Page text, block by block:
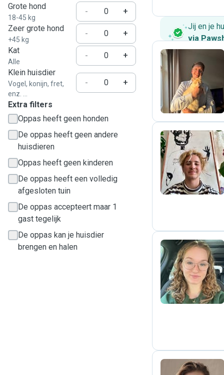
Grote hond
18-45 kg
-
+
Zeer grote hond
+45 kg
-
+
Kat
Alle
-
+
Klein huisdier
Vogel, konijn, fret,
enz. ...
- +
Extra filters
Oppas heeft geen honden
De oppas heeft geen andere
huisdieren
Oppas heeft geen kinderen
De oppas heeft een volledig
afgesloten tuin
De oppas accepteert maar 1
gast tegelijk
De oppas kan je huisdier
brengen en halen
Jij en je
via
L
M
R